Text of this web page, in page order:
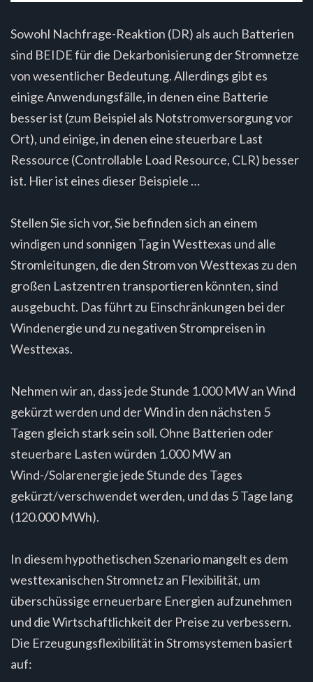
Sowohl Nachfrage-Reaktion (DR) als auch Batterien
sind BEIDE für die Dekarbonisierung der Stromnetze
von wesentlicher Bedeutung. Allerdings gibt es
einige Anwendungsfälle, in denen eine Batterie
besser ist (zum Beispiel als Notstromversorgung vor
Ort), und einige, in denen eine steuerbare Last
Ressource (Controllable Load Resource, CLR) besser
ist. Hier ist eines dieser Beispiele …
Stellen Sie sich vor, Sie befinden sich an einem
windigen und sonnigen Tag in Westtexas und alle
Stromleitungen, die den Strom von Westtexas zu den
großen Lastzentren transportieren könnten, sind
ausgebucht. Das führt zu Einschränkungen bei der
Windenergie und zu negativen Strompreisen in
Westtexas.
Nehmen wir an, dass jede Stunde 1.000 MW an Wind
gekürzt werden und der Wind in den nächsten 5
Tagen gleich stark sein soll. Ohne Batterien oder
steuerbare Lasten würden 1.000 MW an
Wind-/Solarenergie jede Stunde des Tages
gekürzt/verschwendet werden, und das 5 Tage lang
(120.000 MWh).
In diesem hypothetischen Szenario mangelt es dem
westtexanischen Stromnetz an Flexibilität, um
überschüssige erneuerbare Energien aufzunehmen
und die Wirtschaftlichkeit der Preise zu verbessern.
Die Erzeugungsflexibilität in Stromsystemen basiert
auf: